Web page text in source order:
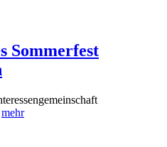
Sommerfest
mehr